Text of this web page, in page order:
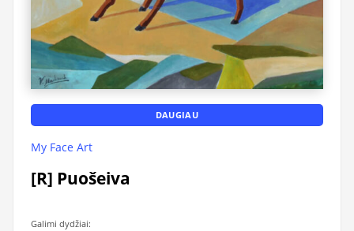
DAUGIAU
My Face Art
[R] Puošeiva
Galimi dydžiai: